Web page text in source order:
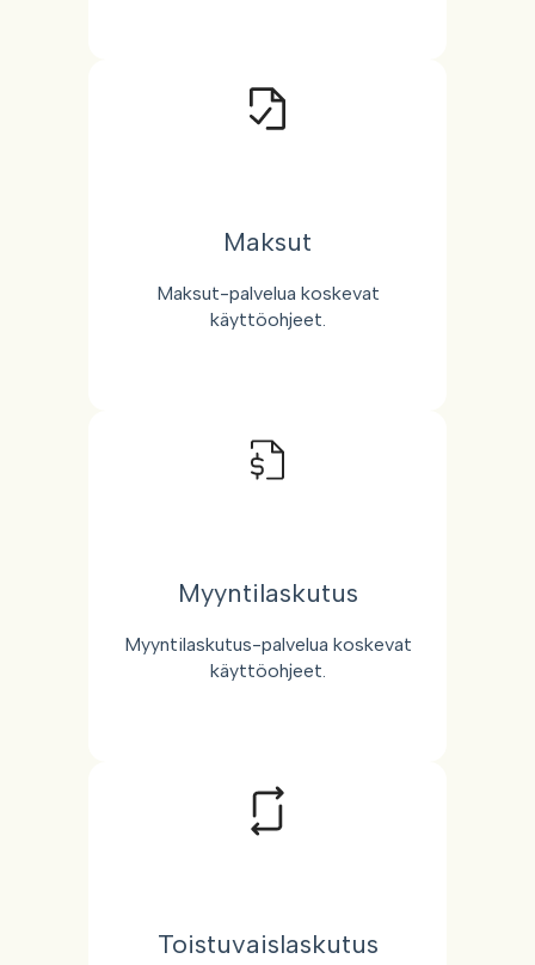
Maksut
Maksut-palvelua koskevat
käyttöohjeet.
Myyntilaskutus
Myyntilaskutus-palvelua koskevat
käyttöohjeet.
Toistuvaislaskutus